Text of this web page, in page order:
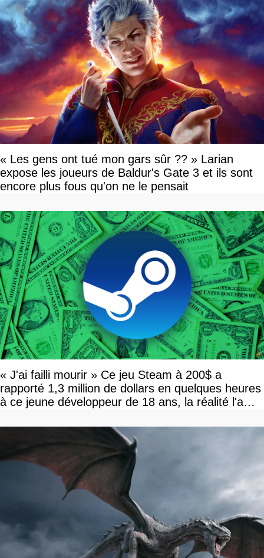
« Les gens ont tué mon gars sûr ?? » Larian
expose les joueurs de Baldur's Gate 3 et ils sont
encore plus fous qu'on ne le pensait
« J'ai failli mourir » Ce jeu Steam à 200$ a
rapporté 1,3 million de dollars en quelques heures
à ce jeune développeur de 18 ans, la réalité l'a